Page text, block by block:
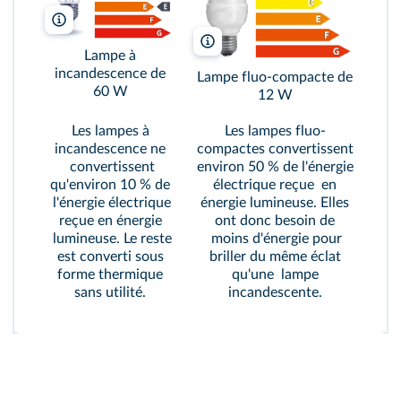
A Aleksii/Shutterstock
Lampe à
incandescence de
60 W
A Aleksii/Shutterstock
Lampe fluo-compacte de
12 W
Les lampes à
incandescence ne
convertissent
qu'environ 10 % de
l'énergie électrique
reçue en énergie
lumineuse. Le reste
est converti sous
forme thermique
sans utilité.
Les lampes fluo-
compactes convertissent
environ 50 % de l'énergie
électrique reçue en
énergie lumineuse. Elles
ont donc besoin de
moins d'énergie pour
briller du même éclat
qu'une lampe
incandescente.